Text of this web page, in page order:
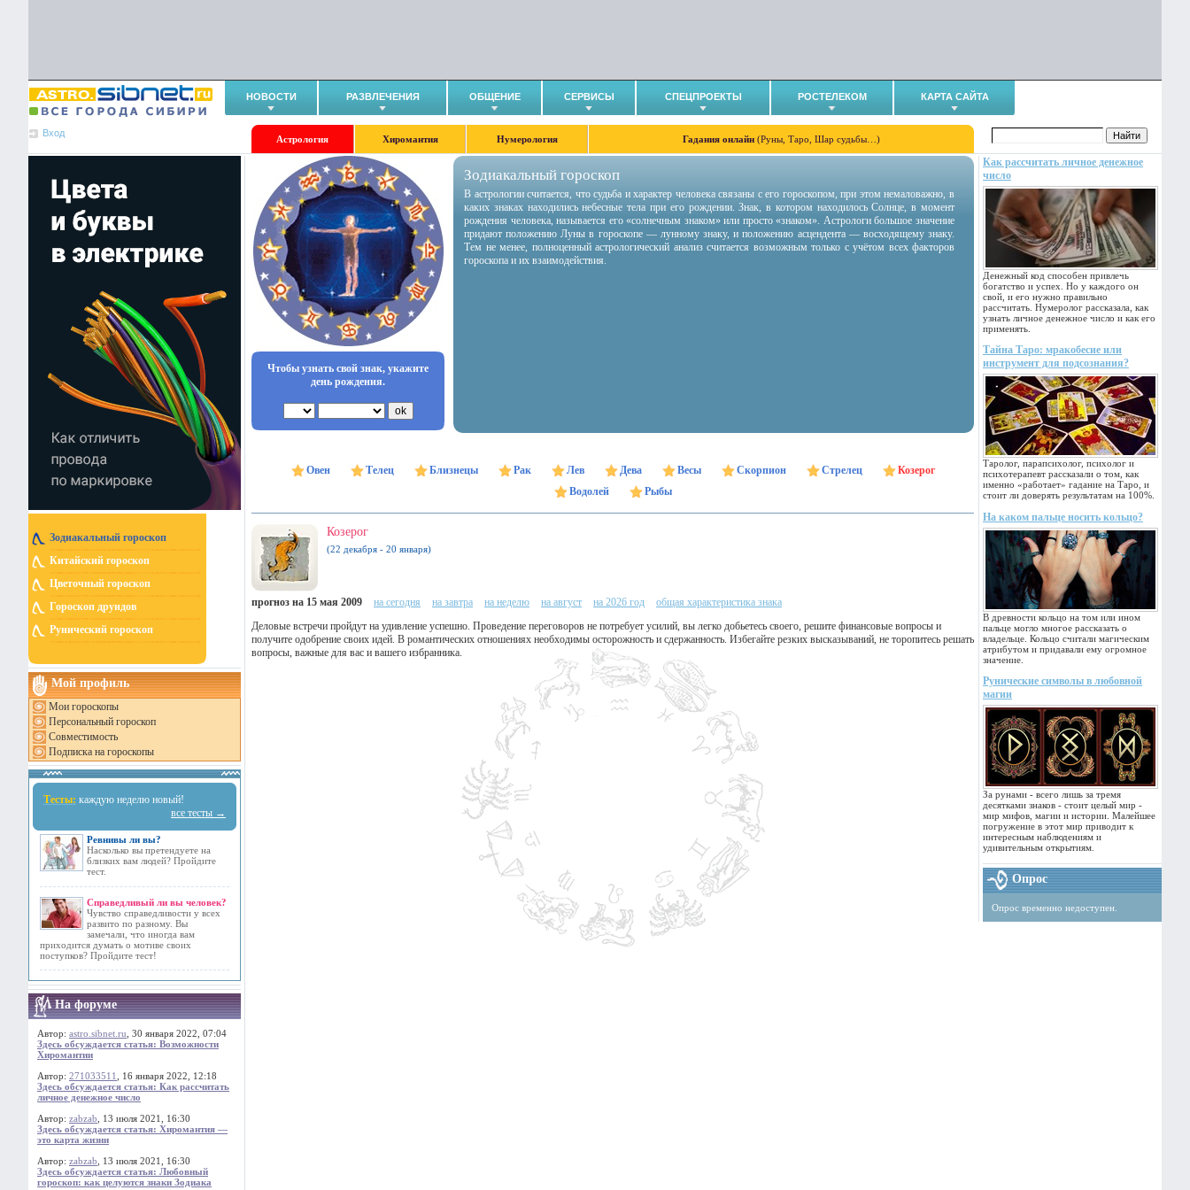
НОВОСТИ РАЗВЛЕЧЕНИЯ ОБЩЕНИЕ СЕРВИСЫ СПЕЦПРОЕКТЫ РОСТЕЛЕКОМ КАРТА САЙТА
Вход
Астрология Хиромантия Нумерология Гадания онлайн (Руны, Таро, Шар судьбы…)
Зодиакальный гороскоп
Китайский гороскоп
Цветочный гороскоп
Гороскоп друидов
Рунический гороскоп
Мой профиль
Мои гороскопы
Персональный гороскоп
Совместимость
Подписка на гороскопы
Тесты: каждую неделю новый!
все тесты →
Ревнивы ли вы?
Насколько вы претендуете на
близких вам людей? Пройдите
тест.
Справедливый ли вы человек?
Чувство справедливости у всех
развито по разному. Вы
замечали, что иногда вам
приходится думать о мотиве своих
поступков? Пройдите тест!
На форуме
Автор: astro.sibnet.ru , 30 января 2022, 07:04
Здесь обсуждается статья: Возможности
Хиромантии
Автор: 271033511
, 16 января 2022, 12:18
Здесь обсуждается статья: Как рассчитать
личное денежное число
Автор: zabzab , 13 июля 2021, 16:30
Здесь обсуждается статья: Хиромантия —
это карта жизни
Автор: zabzab , 13 июля 2021, 16:30
Здесь обсуждается статья: Любовный
гороскоп: как целуются знаки Зодиака
Как рассчитать личное денежное
число
Денежный код способен привлечь
богатство и успех. Но у каждого он
свой, и его нужно правильно
рассчитать. Нумеролог рассказала, как
узнать личное денежное число и как его
применять.
Тайна Таро: мракобесие или
инструмент для подсознания?
Таролог, парапсихолог, психолог и
психотерапевт рассказали о том, как
именно «работает» гадание на Таро, и
стоит ли доверять результатам на 100%.
На каком пальце носить кольцо?
В древности кольцо на том или ином
пальце могло многое рассказать о
владельце. Кольцо считали магическим
атрибутом и придавали ему огромное
значение.
Рунические символы в любовной
магии
За рунами - всего лишь за тремя
десятками знаков - стоит целый мир -
мир мифов, магии и истории. Малейшее
погружение в этот мир приводит к
интересным наблюдениям и
удивительным открытиям.
Опрос
Опрос временно недоступен.
Чтобы узнать свой знак, укажите
день рождения.
Зодиакальный гороскоп
В астрологии считается, что судьба и характер человека связаны с его гороскопом, при этом немаловажно, в
каких знаках находились небесные тела при его рождении. Знак, в котором находилось Солнце, в момент
рождения человека, называется его «солнечным знаком» или просто «знаком». Астрологи большое значение
придают положению Луны в гороскопе — лунному знаку, и положению асцендента — восходящему знаку.
Тем не менее, полноценный астрологический анализ считается возможным только с учётом всех факторов
гороскопа и их взаимодействия.
Овен Телец Близнецы Рак Лев Дева Весы Скорпион Стрелец
Козерог
Водолей
Рыбы
Козерог
(22 декабря - 20 января)
прогноз на 15 мая 2009 на сегодня на завтра на неделю на август на 2026 год
общая характеристика знака
Деловые встречи пройдут на удивление успешно. Проведение переговоров не потребует усилий, вы легко добьетесь своего, решите финансовые вопросы и
получите одобрение своих идей. В романтических отношениях необходимы осторожность и сдержанность. Избегайте резких высказываний, не торопитесь решать
вопросы, важные для вас и вашего избранника.